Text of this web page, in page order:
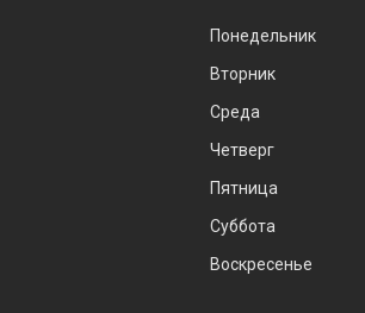
Понедельник
Вторник
Среда
Четверг
Пятница
Суббота
Воскресенье